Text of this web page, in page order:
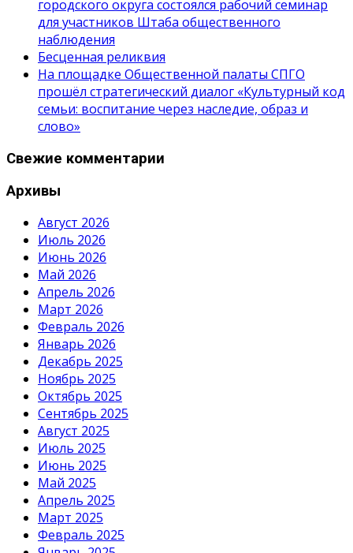
городского округа состоялся рабочий семинар
для участников Штаба общественного
наблюдения
Бесценная реликвия
На площадке Общественной палаты СПГО
прошёл стратегический диалог «Культурный код
семьи: воспитание через наследие, образ и
слово»
Свежие комментарии
Архивы
Август 2026
Июль 2026
Июнь 2026
Май 2026
Апрель 2026
Март 2026
Февраль 2026
Январь 2026
Декабрь 2025
Ноябрь 2025
Октябрь 2025
Сентябрь 2025
Август 2025
Июль 2025
Июнь 2025
Май 2025
Апрель 2025
Март 2025
Февраль 2025